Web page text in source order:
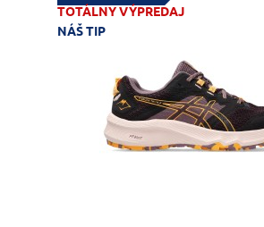
TOTÁLNY VÝPREDAJ
NÁŠ TIP